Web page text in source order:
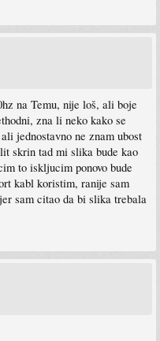
na Temu, nije loš, ali boje
zna li neko kako se
jednostavno ne znam ubost
skrin tad mi slika bude kao
to iskljucim ponovo bude
kabl koristim, ranije sam
sam citao da bi slika trebala